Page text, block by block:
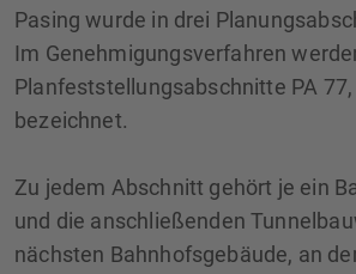
Pasing wurde in drei
Im Genehmigungsverfahren
Planfeststellungsabschnitte PA 77,
bezeichnet.
Zu jedem Abschnitt gehört je ein
und die anschließenden
nächsten Bahnhofsgebäude, an